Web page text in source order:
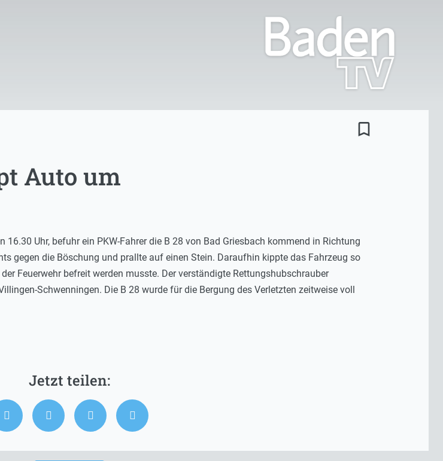
bookmark_border
Auto um
Uhr, befuhr ein PKW-Fahrer die B 28 von Bad Griesbach kommend in Richtung
gegen die Böschung und prallte auf einen Stein. Daraufhin kippte das Fahrzeug so
Feuerwehr befreit werden musste. Der verständigte Rettungshubschrauber
Schwenningen. Die B 28 wurde für die Bergung des Verletzten zeitweise voll